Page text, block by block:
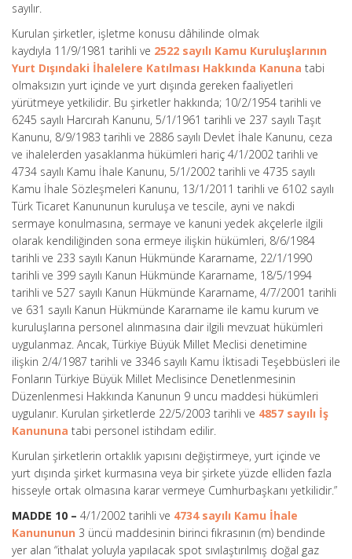
sayılır.
Kurulan şirketler, işletme konusu dâhilinde olmak
kaydıyla 11/9/1981 tarihli ve 2522 sayılı Kamu Kuruluşlarının
Yurt Dışındaki İhalelere Katılması Hakkında Kanuna tabi
olmaksızın yurt içinde ve yurt dışında gereken faaliyetleri
yürütmeye yetkilidir. Bu şirketler hakkında; 10/2/1954 tarihli ve
6245 sayılı Harcırah Kanunu, 5/1/1961 tarihli ve 237 sayılı Taşıt
Kanunu, 8/9/1983 tarihli ve 2886 sayılı Devlet İhale Kanunu, ceza
ve ihalelerden yasaklanma hükümleri hariç 4/1/2002 tarihli ve
4734 sayılı Kamu İhale Kanunu, 5/1/2002 tarihli ve 4735 sayılı
Kamu İhale Sözleşmeleri Kanunu, 13/1/2011 tarihli ve 6102 sayılı
Türk Ticaret Kanununun kuruluşa ve tescile, ayni ve nakdi
sermaye konulmasına, sermaye ve kanuni yedek akçelerle ilgili
olarak kendiliğinden sona ermeye ilişkin hükümleri, 8/6/1984
tarihli ve 233 sayılı Kanun Hükmünde Kararname, 22/1/1990
tarihli ve 399 sayılı Kanun Hükmünde Kararname, 18/5/1994
tarihli ve 527 sayılı Kanun Hükmünde Kararname, 4/7/2001 tarihli
ve 631 sayılı Kanun Hükmünde Kararname ile kamu kurum ve
kuruluşlarına personel alınmasına dair ilgili mevzuat hükümleri
uygulanmaz. Ancak, Türkiye Büyük Millet Meclisi denetimine
ilişkin 2/4/1987 tarihli ve 3346 sayılı Kamu İktisadi Teşebbüsleri ile
Fonların Türkiye Büyük Millet Meclisince Denetlenmesinin
Düzenlenmesi Hakkında Kanunun 9 uncu maddesi hükümleri
uygulanır. Kurulan şirketlerde 22/5/2003 tarihli ve 4857 sayılı İş
Kanununa tabi personel istihdam edilir.
Kurulan şirketlerin ortaklık yapısını değiştirmeye, yurt içinde ve
yurt dışında şirket kurmasına veya bir şirkete yüzde elliden fazla
hisseyle ortak olmasına karar vermeye Cumhurbaşkanı yetkilidir.”
MADDE 10 – 4/1/2002 tarihli ve 4734 sayılı Kamu İhale
Kanununun 3 üncü maddesinin birinci fıkrasının (m) bendinde
yer alan “ithalat yoluyla yapılacak spot sıvılaştırılmış doğal gaz